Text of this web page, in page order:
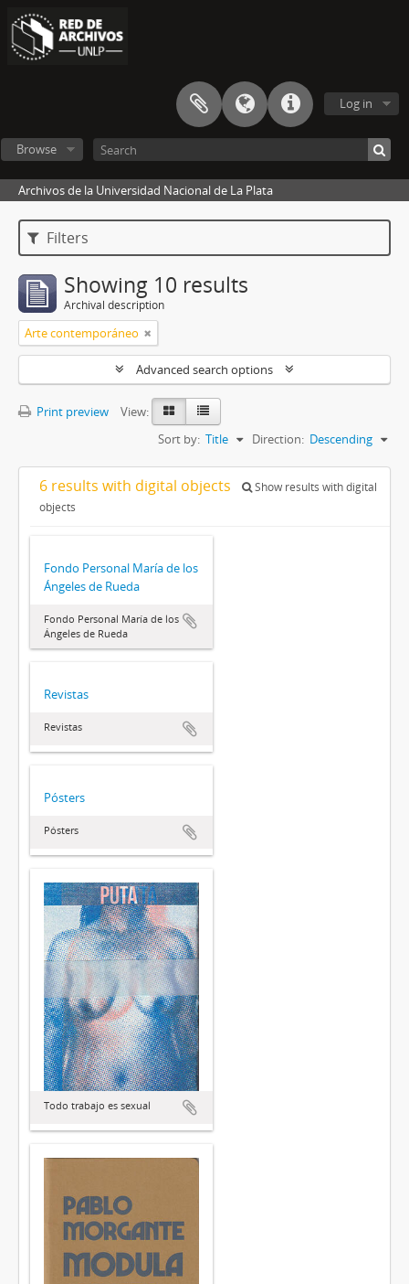
Log in
Browse
Archivos de la Universidad Nacional de La Plata
Filters
Showing 10 results
Archival description
Arte contemporáneo
Advanced search options
Print preview
View:
Sort by: Title Direction: Descending
6 results with digital objects
Show results with digital
objects
Fondo Personal María de los
Ángeles de Rueda
Fondo Personal María de los
Ángeles de Rueda
Revistas
Revistas
Pósters
Pósters
Todo trabajo es sexual